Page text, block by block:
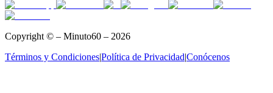
Copyright © – Minuto60 – 2026
Términos y Condiciones|Política de Privacidad|Conócenos